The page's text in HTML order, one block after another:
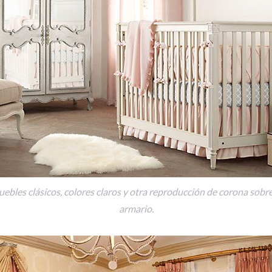
clásicos, colores claros y otra reproducción de corona
armario.